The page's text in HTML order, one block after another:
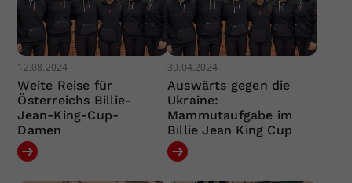
12.08.2024
Weite Reise für
Österreichs Billie-
Jean-King-Cup-
Damen
30.04.2024
Auswärts gegen die
Ukraine:
Mammutaufgabe im
Billie Jean King Cup